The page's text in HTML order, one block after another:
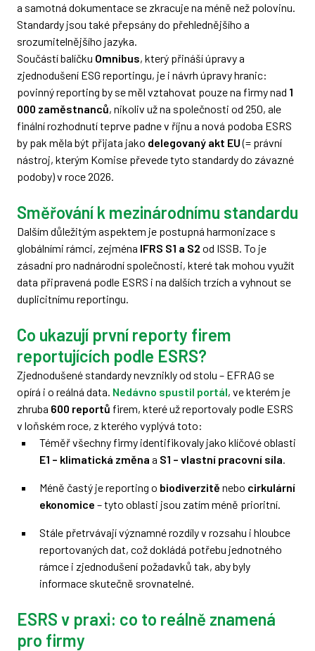
a samotná dokumentace se zkracuje na méně než polovinu.
Standardy jsou také přepsány do přehlednějšího a
srozumitelnějšího jazyka.
Součástí balíčku Omnibus, který přináší úpravy a
zjednodušení ESG reportingu, je i návrh úpravy hranic:
povinný reporting by se měl vztahovat pouze na firmy nad 1
000 zaměstnanců, nikoliv už na společnosti od 250, ale
finální rozhodnutí teprve padne v říjnu a nová podoba ESRS
by pak měla být přijata jako delegovaný akt EU(= právní
nástroj, kterým Komise převede tyto standardy do závazné
podoby) v roce 2026.
Směřování k mezinárodnímu standardu
Dalším důležitým aspektem je postupná harmonizace s
globálními rámci, zejména IFRS S1 a S2 od ISSB. To je
zásadní pro nadnárodní společnosti, které tak mohou využít
data připravená podle ESRS i na dalších trzích a vyhnout se
duplicitnímu reportingu.
Co ukazují první reporty firem
reportujících podle ESRS?
Zjednodušené standardy nevznikly od stolu – EFRAG se
opírá i o reálná data. Nedávno spustil portál, ve kterém je
zhruba 600 reportů firem, které už reportovaly podle ESRS
v loňském roce, z kterého vyplývá toto:
Téměř všechny firmy identifikovaly jako klíčové oblasti
E1 – klimatická změna a S1 – vlastní pracovní síla.
Méně častý je reporting o biodiverzitě nebo cirkulární
ekonomice – tyto oblasti jsou zatím méně prioritní.
Stále přetrvávají významné rozdíly v rozsahu i hloubce
reportovaných dat, což dokládá potřebu jednotného
rámce i zjednodušení požadavků tak, aby byly
informace skutečně srovnatelné.
ESRS v praxi: co to reálně znamená
pro firmy